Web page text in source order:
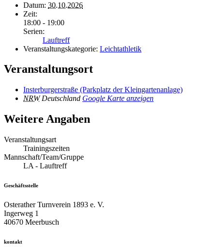
Datum: 30.10.2026
Zeit:
18:00 - 19:00
Serien:
Lauftreff
Veranstaltungskategorie: Leichtathletik
Veranstaltungsort
Insterburgerstraße (Parkplatz der Kleingartenanlage)
NRW Deutschland Google Karte anzeigen
Weitere Angaben
Veranstaltungsart
Trainingszeiten
Mannschaft/Team/Gruppe
LA - Lauftreff
Geschäftsstelle
Osterather Turnverein 1893 e. V.
Ingerweg 1
40670 Meerbusch
kontakt